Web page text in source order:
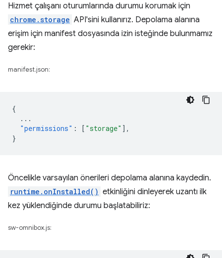
Hizmet çalışanı oturumlarında durumu korumak için
chrome.storage API'sini kullanırız. Depolama alanına
erişim için manifest dosyasında izin isteğinde bulunmamız
gerekir:
manifest.json:
{
...
"permissions" : [ "storage" ],
}
Öncelikle varsayılan önerileri depolama alanına kaydedin.
runtime.onInstalled() etkinliğini dinleyerek uzantı ilk
kez yüklendiğinde durumu başlatabiliriz:
sw-omnibox.js: